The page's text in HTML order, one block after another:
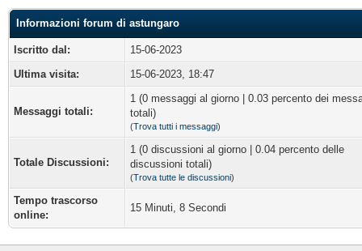
Informazioni forum di astungaro
Iscritto dal:
15-06-2023
Ultima visita:
15-06-2023, 18:47
Messaggi totali:
1 (0 messaggi al giorno | 0.03 percento dei
totali)
(Trova tutti i messaggi)
Totale Discussioni:
1 (0 discussioni al giorno | 0.04 percento delle
discussioni totali)
(Trova tutte le discussioni)
Tempo trascorso
online:
15 Minuti, 8 Secondi